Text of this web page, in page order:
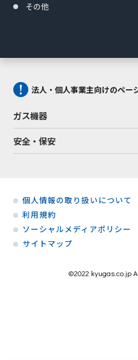
その他
法人・個人事業主向けのペー
ガス機器
安全・保安
個人情報の取り扱いについて
利用規約
ソーシャルメディアポリシー
サイトマップ
©2022 kyugas.co.jp